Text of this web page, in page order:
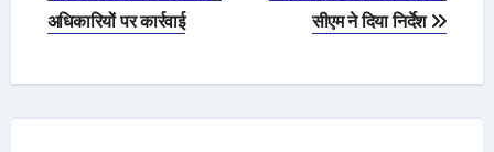
अधिकारियों पर कार्रवाई
सीएम ने दिया निर्देश